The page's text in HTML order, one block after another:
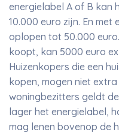
energielabel A of B kan
10.000 euro zijn. En met
oplopen tot 50.000
koopt, kan 5000 euro
Huizenkopers die een
kopen, mogen niet
woningbezitters geldt
lager het energielabel,
mag lenen bovenop de